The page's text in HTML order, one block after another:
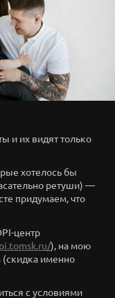
и их видят только
хотелось бы
ретуши) —
придумаем, что
центр
), на мою
именно
с условиями